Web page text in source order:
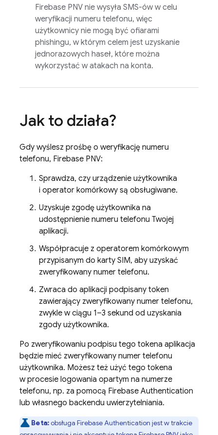
Firebase PNV nie wysyła SMS-ów w celu
weryfikacji numeru telefonu, więc
użytkownicy nie mogą być ofiarami
phishingu, w którym celem jest uzyskanie
jednorazowych haseł, które można
wykorzystać w atakach na konta.
Jak to działa?
Gdy wyślesz prośbę o weryfikację numeru
telefonu, Firebase PNV:
Sprawdza, czy urządzenie użytkownika
i operator komórkowy są obsługiwane.
Uzyskuje zgodę użytkownika na
udostępnienie numeru telefonu Twojej
aplikacji.
Współpracuje z operatorem komórkowym
przypisanym do karty SIM, aby uzyskać
zweryfikowany numer telefonu.
Zwraca do aplikacji podpisany token
zawierający zweryfikowany numer telefonu,
zwykle w ciągu 1–3 sekund od uzyskania
zgody użytkownika.
Po zweryfikowaniu podpisu tego tokena aplikacja
będzie mieć zweryfikowany numer telefonu
użytkownika. Możesz też użyć tego tokena
w procesie logowania opartym na numerze
telefonu, np. za pomocą Firebase Authentication
lub własnego backendu uwierzytelniania.
Beta:obsługaFirebase Authentication jest w trakcie